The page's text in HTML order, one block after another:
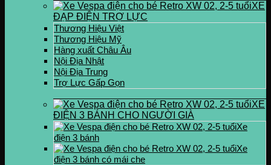
XE
ĐẠP ĐIỆN TRỢ LỰC
Thương Hiệu Việt
Thương Hiệu Mỹ
Hàng xuất Châu Âu
Nội Địa Nhật
Nội Địa Trung
Trợ Lực Gấp Gọn
XE
ĐIỆN 3 BÁNH CHO NGƯỜI GIÀ
Xe
điện 3 bánh
Xe
điện 3 bánh có mái che